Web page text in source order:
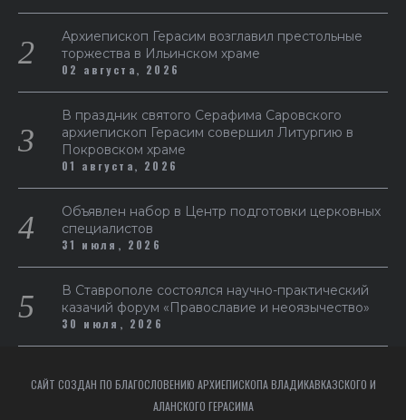
Архиепископ Герасим возглавил престольные
торжества в Ильинском храме
02 августа, 2026
В праздник святого Серафима Саровского
архиепископ Герасим совершил Литургию в
Покровском храме
01 августа, 2026
Объявлен набор в Центр подготовки церковных
специалистов
31 июля, 2026
В Ставрополе состоялся научно-практический
казачий форум «Православие и неоязычество»
30 июля, 2026
САЙТ СОЗДАН ПО БЛАГОСЛОВЕНИЮ АРХИЕПИСКОПА ВЛАДИКАВКАЗСКОГО И
АЛАНСКОГО ГЕРАСИМА